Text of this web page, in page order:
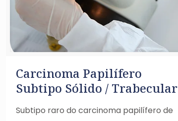
Carcinoma Papilífero
Subtipo Sólido / Trabecular
Subtipo raro do carcinoma papilífero de